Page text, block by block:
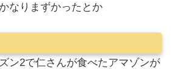
なりまずかったとか
ン2で仁さんが食べたアマゾンが